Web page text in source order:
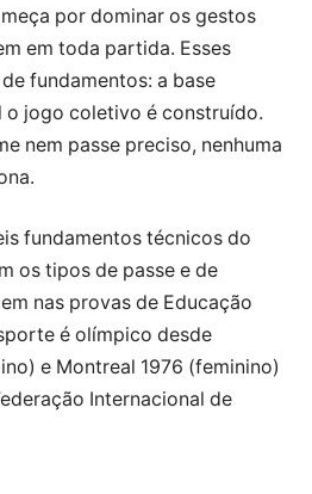
por dominar os gestos
em toda partida. Esses
fundamentos: a base
o jogo coletivo é construído.
nem passe preciso, nenhuma
fundamentos técnicos do
os tipos de passe e de
nas provas de Educação
é olímpico desde
e Montreal 1976 (feminino)
Internacional de